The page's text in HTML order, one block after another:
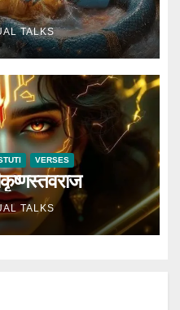
TALKS
VERSES
TALKS